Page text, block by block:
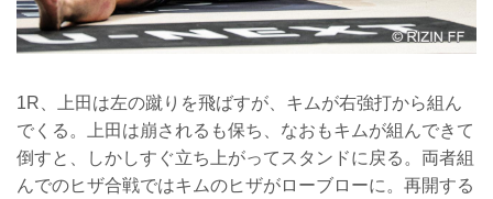
1R、上田は左の蹴りを飛ばすが、キムが右強打から組ん
でくる。上田は崩されるも保ち、なおもキムが組んできて
倒すと、しかしすぐ立ち上がってスタンドに戻る。両者組
んでのヒザ合戦ではキムのヒザがローブローに。再開する